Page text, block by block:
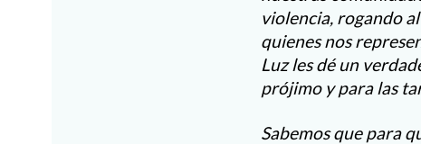
violencia, rogando
quienes nos
Luz les dé un
prójimo y para las
Sabemos que para